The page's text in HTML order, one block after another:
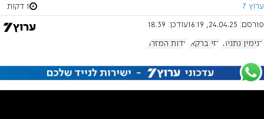
ערוץ 7 1 דקות
פורסם: 24.04.25, 16:19 עודכן: 18:39
בנימין נתניהו רזי ברקאי עדות המזרח